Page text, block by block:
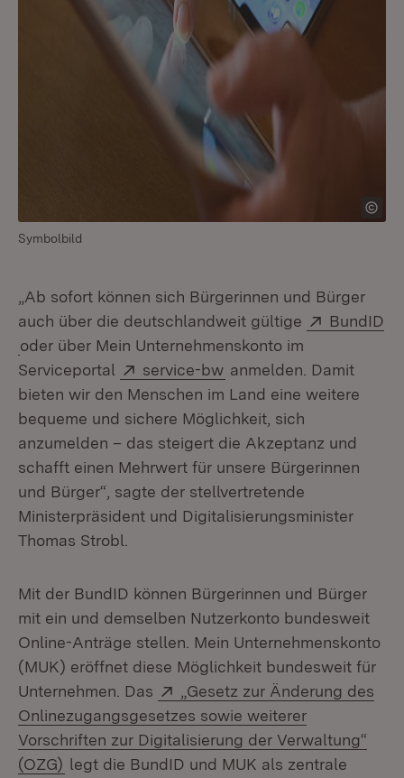
Symbolbild
„Ab sofort können sich Bürgerinnen und Bürger
auch über die deutschlandweit gültige
Extern:
BundID
(Öffnet in neuem Fenster)
oder über Mein Unternehmenskonto im
Serviceportal
Extern:
service-bw (Öffnet in neuem
anmelden. Damit
bieten wir den Menschen im Land eine weitere
bequeme und sichere Möglichkeit, sich
anzumelden – das steigert die Akzeptanz und
schafft einen Mehrwert für unsere Bürgerinnen
und Bürger“, sagte der stellvertretende
Ministerpräsident und Digitalisierungsminister
Thomas Strobl.
Mit der BundID können Bürgerinnen und Bürger
mit ein und demselben Nutzerkonto bundesweit
Online-Anträge stellen. Mein Unternehmenskonto
(MUK) eröffnet diese Möglichkeit bundesweit für
Unternehmen. Das
Extern:
„Gesetz zur Änderung des
Onlinezugangsgesetzes sowie weiterer
Vorschriften zur Digitalisierung der Verwaltung“
(OZG) (Öffnet in neuem Fenster)
legt die BundID und MUK als zentrale